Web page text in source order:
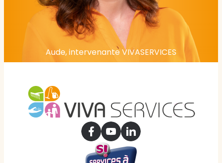
Aude, intervenante VIVASERVICES